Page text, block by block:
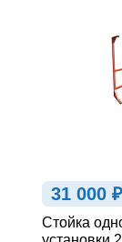
31 000 ₽
Стойка